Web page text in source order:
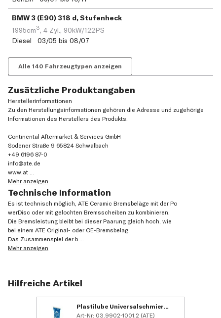
BMW 3 (E90) 318 d, Stufenheck
1995cm3, 4 Zyl., 90kW/122PS
Diesel 03/05 bis 08/07
Alle 140 Fahrzeugtypen anzeigen
Zusätzliche Produktangaben
Herstellerinformationen
Zu den Herstellungsinformationen gehören die Adresse und zugehörige
Informationen des Herstellers des Produkts.
Continental Aftermarket & Services GmbH
Sodener Straße 9 65824 Schwalbach
+49 6196 87-0
info@ate.de
www.at ...
Mehr anzeigen
Technische Information
Es ist technisch möglich, ATE Ceramic Bremsbeläge mit der Po
werDisc oder mit gelochten Bremsscheiben zu kombinieren.
Die Bremsleistung bleibt bei dieser Paarung gleich hoch, wie
bei einem ATE Original- oder OE-Bremsbelag.
Das Zusammenspiel der b ...
Mehr anzeigen
Hilfreiche Artikel
Plastilube Universalschmierstoff (35 ml)
Art-Nr: 03.9902-1001.2 (ATE)